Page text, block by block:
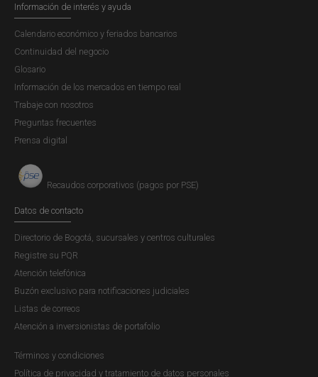
Información de interés y ayuda
Calendario económico y feriados bancarios
Continuidad del negocio
Glosario
Información de los mercados en tiempo real
Trabaje con nosotros
Preguntas frecuentes
Prensa digital
Recaudos corporativos (pagos por PSE)
Datos de contacto
Directorio de Bogotá, sucursales y centros culturales
Registre su PQR
Atención telefónica
Buzón exclusivo para notificaciones judiciales
Listas de correos
Atención a inversionistas de portafolio
Términos y condiciones
Política de privacidad y tratamiento de datos personales